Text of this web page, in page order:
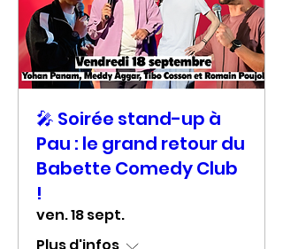
🎤 Soirée stand-up à
Pau : le grand retour du
Babette Comedy Club
!
ven. 18 sept.